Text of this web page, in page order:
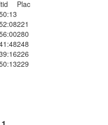
Plac
221
280
248
226
229